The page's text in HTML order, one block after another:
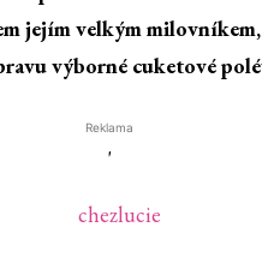
jejím velkým
výborné cuketové
Reklama
'